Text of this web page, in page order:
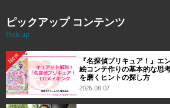
ピックアップ コンテンツ
Pick up
New
『名探偵プリキュア！』
絵コンテ作りの基本的な思
を磨くヒントの探し方
2026.08.07